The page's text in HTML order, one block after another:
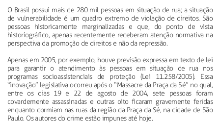
O Brasil possui mais de 280 mil pessoas em situação de rua; a situação
de vulnerabilidade é um quadro extremo de violação de direitos. São
pessoas historicamente marginalizadas e que, do ponto de vista
historiográfico, apenas recentemente receberam atenção normativa na
perspectiva da promoção de direitos e não da repressão.
Apenas em 2005, por exemplo, houve previsão expressa em texto de lei
para garantir o atendimento às pessoas em situação de rua nos
programas socioassistenciais de proteção (Lei 11.258/2005). Essa
“inovação” legislativa ocorreu após o “Massacre da Praça da Sé” no qual,
entre os dias 19 e 22 de agosto de 2004, sete pessoas foram
covardemente assassinadas e outras oito ficaram gravemente feridas
enquanto dormiam nas ruas da região da Praça da Sé, na cidade de São
Paulo. Os autores do crime estão impunes até hoje.